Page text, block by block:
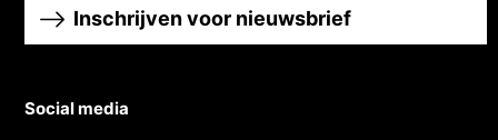
Inschrijven voor nieuwsbrief
Social media